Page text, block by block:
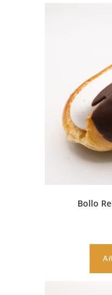
Bollo